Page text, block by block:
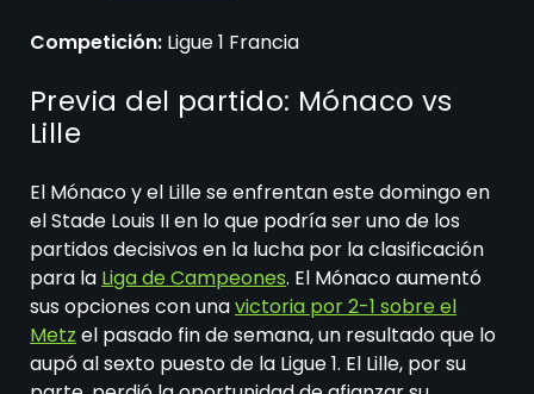
Competición: Ligue 1 Francia
Previa del partido: Mónaco vs
Lille
El Mónaco y el Lille se enfrentan este domingo en
el Stade Louis II en lo que podría ser uno de los
partidos decisivos en la lucha por la clasificación
para la Liga de Campeones. El Mónaco aumentó
sus opciones con unavictoria por 2-1 sobre el
Metz el pasado fin de semana, un resultado que lo
aupó al sexto puesto de la Ligue 1. El Lille, por su